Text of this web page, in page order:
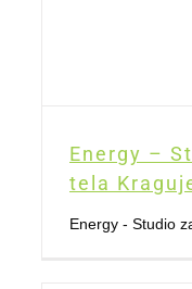
Energy –
tela
Energy - Studio